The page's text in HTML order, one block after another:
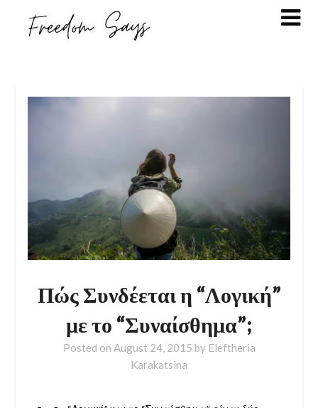
Πώς Συνδέεται η “Λογική”
με το “Συναίσθημα”;
Posted on August 24, 2015 by Eleftheria
Karakatsina